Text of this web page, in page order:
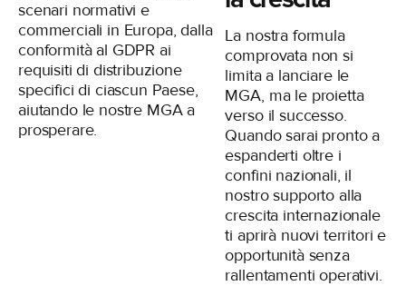
scenari normativi e
commerciali in Europa, dalla
conformità al GDPR ai
requisiti di distribuzione
specifici di ciascun Paese,
aiutando le nostre MGA a
prosperare.
La nostra formula
comprovata non si
limita a lanciare le
MGA, ma le proietta
verso il successo.
Quando sarai pronto a
espanderti oltre i
confini nazionali, il
nostro supporto alla
crescita internazionale
ti aprirà nuovi territori e
opportunità senza
rallentamenti operativi.